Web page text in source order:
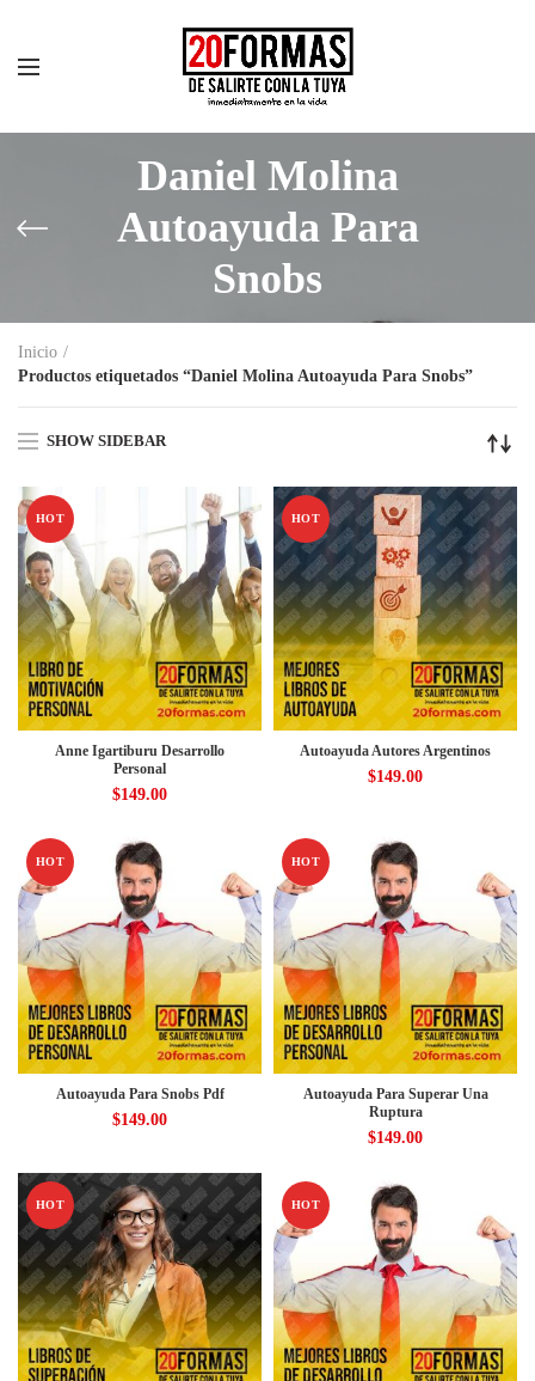
Daniel Molina
Autoayuda Para
Snobs
Inicio
Productos etiquetados “Daniel Molina Autoayuda Para Snobs”
SHOW SIDEBAR
HOT
Anne Igartiburu Desarrollo
Personal
$149.00
HOT
Autoayuda Autores Argentinos
$149.00
HOT
Autoayuda Para Snobs Pdf
$149.00
HOT
Autoayuda Para Superar Una
Ruptura
$149.00
HOT HOT